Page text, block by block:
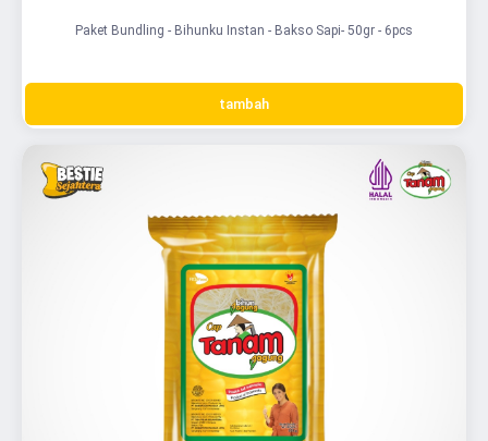
Paket Bundling - Bihunku Instan - Bakso Sapi- 50gr - 6pcs
tambah